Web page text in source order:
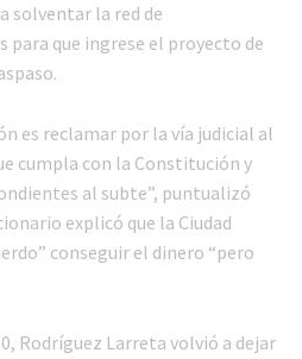
solventar la red de
para que ingrese el proyecto de
es reclamar por la vía judicial al
cumpla con la Constitución y
al subte”, puntualizó
explicó que la Ciudad
conseguir el dinero “pero
Rodríguez Larreta volvió a dejar